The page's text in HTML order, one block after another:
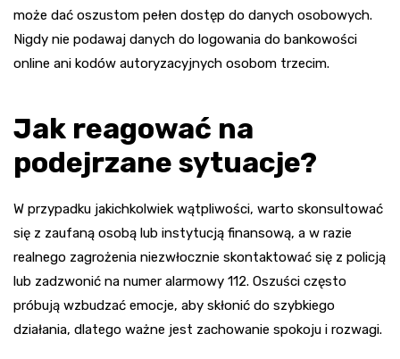
może dać oszustom pełen dostęp do danych osobowych.
Nigdy nie podawaj danych do logowania do bankowości
online ani kodów autoryzacyjnych osobom trzecim.
Jak reagować na
podejrzane sytuacje?
W przypadku jakichkolwiek wątpliwości, warto skonsultować
się z zaufaną osobą lub instytucją finansową, a w razie
realnego zagrożenia niezwłocznie skontaktować się z policją
lub zadzwonić na numer alarmowy 112. Oszuści często
próbują wzbudzać emocje, aby skłonić do szybkiego
działania, dlatego ważne jest zachowanie spokoju i rozwagi.